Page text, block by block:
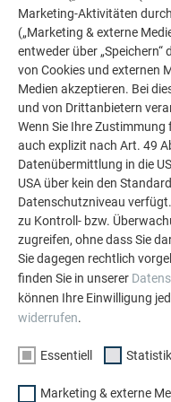
Verlegung auf
definiert:
Brettbreite:
Brettstärke: mind.
Zustand)
Holzfeuchtigkeit:
Platten aus
Unabhängig von
die Rahmenbedingungen
Verlegung auf
definiert:
Dicke der
Bei Verlegung auf
Trennlage
Marketing-Aktivitäten
(„Marketing & externe
entweder über
von Cookies und externen
Medien akzeptieren. Bei
und von Drittanbietern
Wenn Sie Ihre Zustimmung
auch explizit nach Art. 49
Datenübermittlung in die
USA über kein den
Datenschutzniveau
zu Kontroll- bzw.
zugreifen, ohne dass Sie
Sie dagegen rechtlich
finden Sie in unserer
können Ihre Einwilligung
widerrufen.
Essentiell
Marketing & externe